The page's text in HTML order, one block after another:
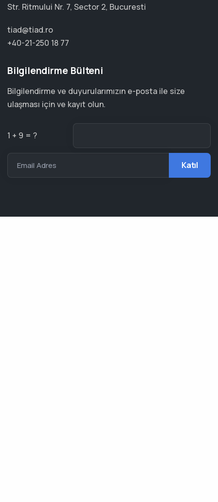
Str. Ritmului Nr. 7, Sector 2, Bucuresti
tiad@tiad.ro
+40-21-250 18 77
Bilgilendirme Bülteni
Bilgilendirme ve duyurularımızın e-posta ile size
ulaşması için ve kayıt olun.
1 + 9 = ?
Email Adres